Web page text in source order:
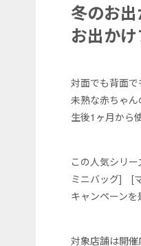
冬のお
お出か
対面でも背面
未熟な赤ちゃ
生後1ヶ月から
この人気シリ
ミニバッグ] [
キャンペーン
対象店舗は開催